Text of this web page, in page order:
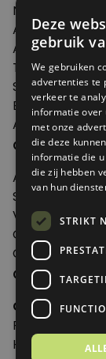
Nieuws
Artikelen
Agenda
Thema's
Shop
Edities
Abonneren
Over Genoeg
Adverteren
Samenwerken
Over Genoeg
Contact
Genoeg
Postbus 595 -
Huis ter
Deze
gebruik
We gebruiken
advertenties te
verkeer te
informatie over
met onze
die deze
informatie die
die zij hebben
van hun
STRIKT